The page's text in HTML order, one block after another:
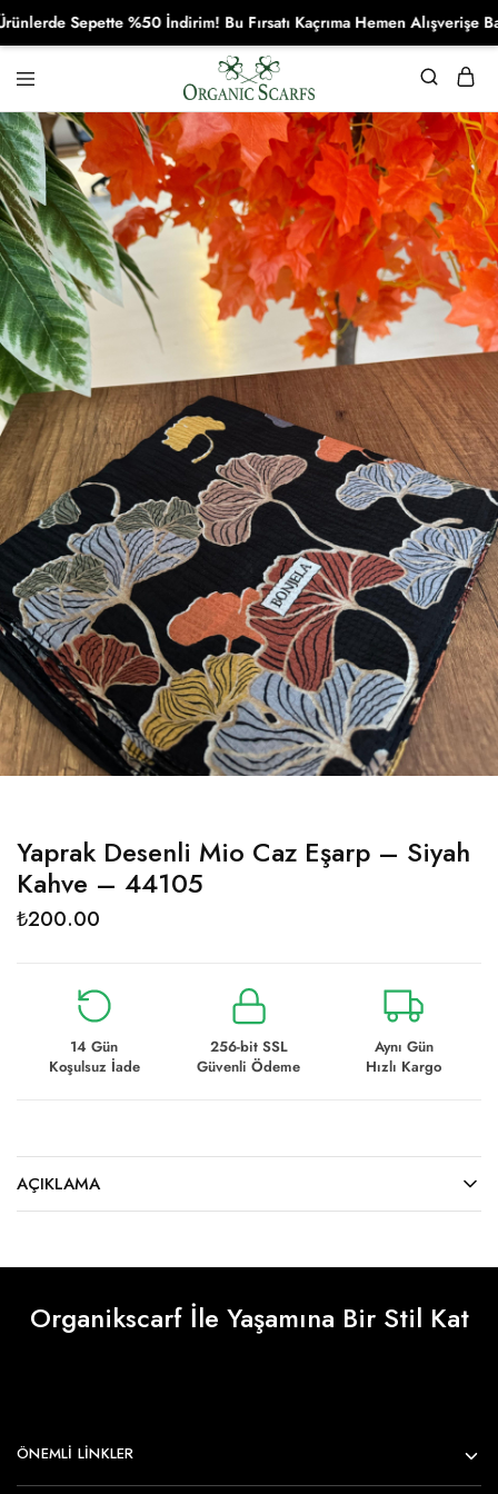
Organikscarf
Yaprak Desenli Mio Caz Eşarp – Siyah
Kahve – 44105
₺200.00
14 Gün
Koşulsuz İade
256-bit SSL
Güvenli Ödeme
Aynı Gün
Hızlı Kargo
AÇIKLAMA
Organikscarf İle Yaşamına Bir Stil Kat
ÖNEMLI LINKLER
Sepette %50 İndirim! Bu Fırsatı Kaçrıma Hemen Alışverişe